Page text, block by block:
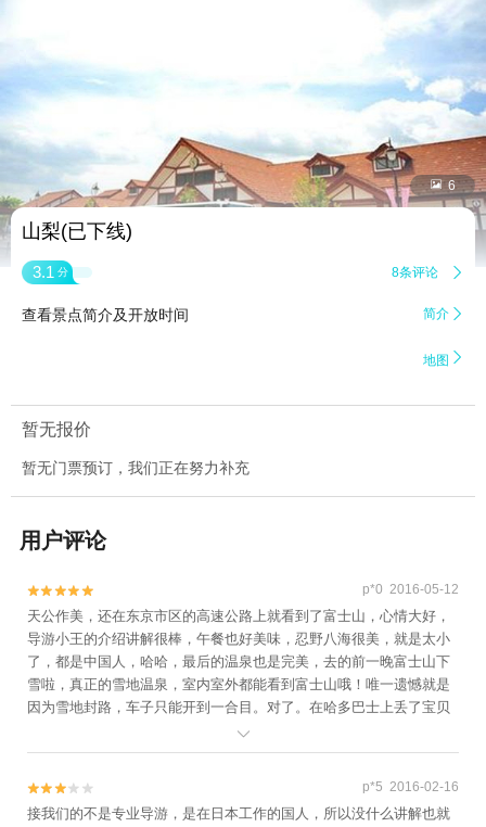
 6
山梨(已下线)
3.1 分 8条评论 
查看景点简介及开放时间 简介 
地图 
暂无报价
暂无门票预订，我们正在努力补充
用户评论

 p*0 2016-05-12
天公作美，还在东京市区的高速公路上就看到了富士山，心情大好，
导游小王的介绍讲解很棒，午餐也好美味，忍野八海很美，就是太小
了，都是中国人，哈哈，最后的温泉也是完美，去的前一晚富士山下
雪啦，真正的雪地温泉，室内室外都能看到富士山哦！唯一遗憾就是
因为雪地封路，车子只能开到一合目。对了。在哈多巴士上丢了宝贝
的玩具，也完好的找回来了，真的非常感谢！


 p*5 2016-02-16
接我们的不是专业导游，是在日本工作的国人，所以没什么讲解也就